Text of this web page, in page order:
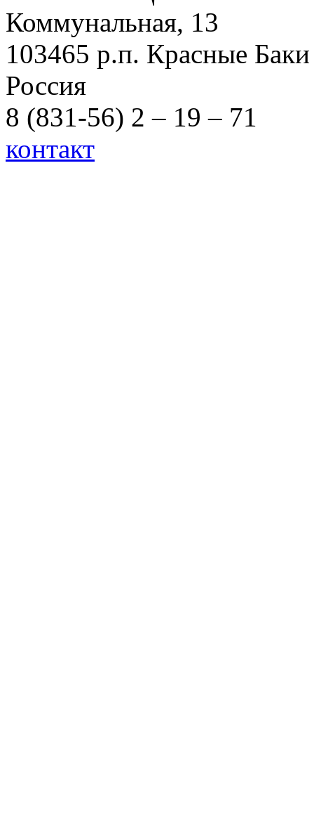
Коммунальная, 13
103465 р.п. Красные Баки
Россия
8 (831-56) 2 – 19 – 71
контакт